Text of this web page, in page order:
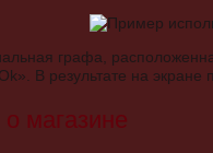
графа,
В результате на
магазине